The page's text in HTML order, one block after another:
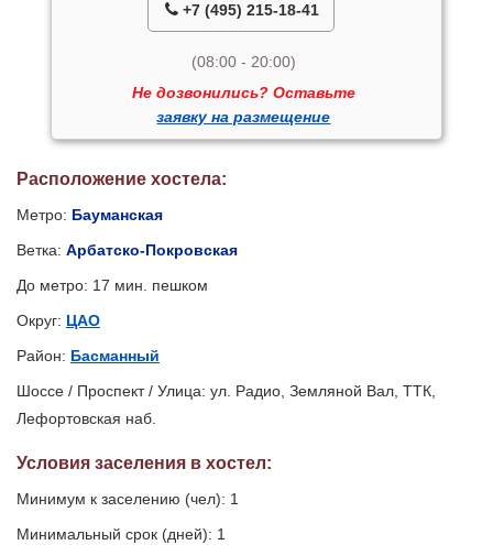
+7 (495) 215-18-41
(08:00 - 20:00)
Не дозвонились? Оставьте
заявку на размещение
Расположение хостела:
Метро: Бауманская
Ветка: Арбатско-Покровская
До метро: 17 мин. пешком
Округ: ЦАО
Район: Басманный
Шоссе / Проспект / Улица: ул. Радио, Земляной Вал, ТТК,
Лефортовская наб.
Условия заселения в хостел:
Минимум к заселению (чел): 1
Минимальный срок (дней): 1